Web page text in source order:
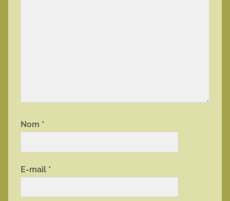
Nom *
E-mail *